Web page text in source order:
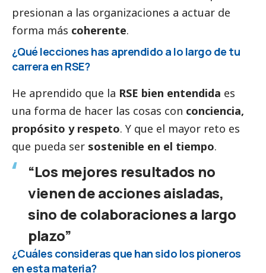
presionan a las organizaciones a actuar de
forma más coherente.
¿Qué lecciones has aprendido a lo largo de tu
carrera en RSE?
He aprendido que la RSE bien entendida es
una forma de hacer las cosas con conciencia,
propósito y respeto. Y que el mayor reto es
que pueda ser sostenible en el tiempo.
“Los mejores resultados no
vienen de acciones aisladas,
sino de colaboraciones a largo
plazo”
¿Cuáles consideras que han sido los pioneros
en esta materia?